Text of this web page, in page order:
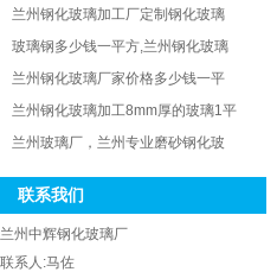
兰州钢化玻璃加工厂定制钢化玻璃
玻璃钢多少钱一平方,兰州钢化玻璃
兰州钢化玻璃厂家价格多少钱一平
兰州钢化玻璃加工8mm厚的玻璃1平
兰州玻璃厂，兰州专业磨砂钢化玻
联系我们
兰州中辉钢化玻璃厂
联系人:马佐